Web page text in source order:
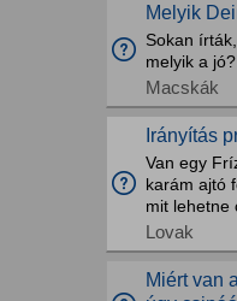
Melyik
Sokan
melyik a
Macskák
Irányítás
Van egy
karám ajtó
mit lehetne
Lovak
Miért van